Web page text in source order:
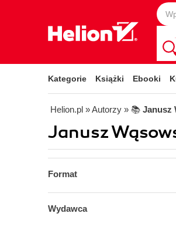
Kategorie Książki Ebooki
Helion.pl » Autorzy » 📚 Janusz
Janusz
Format
Wydawca